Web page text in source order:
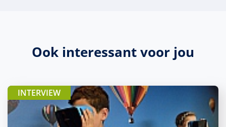
Ook interessant voor jou
INTERVIEW